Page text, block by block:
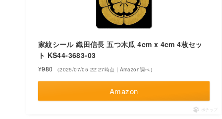
家紋シール 織田信長 五つ木瓜 4cm x 4cm 4枚セッ
ト KS44-3683-03
¥980 （2025/07/05 22:27時点 | Amazon調べ）
Amazon
ポチップ